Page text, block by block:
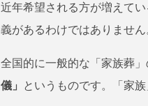
近年希望される方が増えて
義があるわけではありません
全国的に一般的な「家族葬」
儀」
というものです。「家